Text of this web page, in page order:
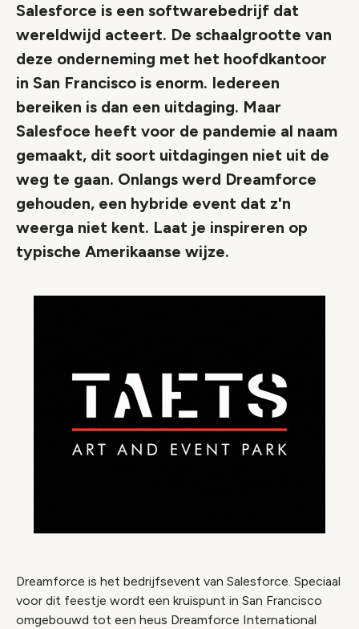
Salesforce is een softwarebedrijf dat
wereldwijd acteert. De schaalgrootte van
deze onderneming met het hoofdkantoor
in San Francisco is enorm. Iedereen
bereiken is dan een uitdaging. Maar
Salesfoce heeft voor de pandemie al naam
gemaakt, dit soort uitdagingen niet uit de
weg te gaan. Onlangs werd Dreamforce
gehouden, een hybride event dat z'n
weerga niet kent. Laat je inspireren op
typische Amerikaanse wijze.
Dreamforce is het bedrijfsevent van Salesforce. Speciaal
voor dit feestje wordt een kruispunt in San Francisco
omgebouwd tot een heus Dreamforce International